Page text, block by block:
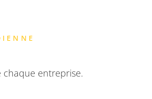
entreprise.